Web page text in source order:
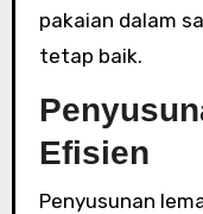
pakaian dalam
tetap baik.
Efisien
Penyusunan